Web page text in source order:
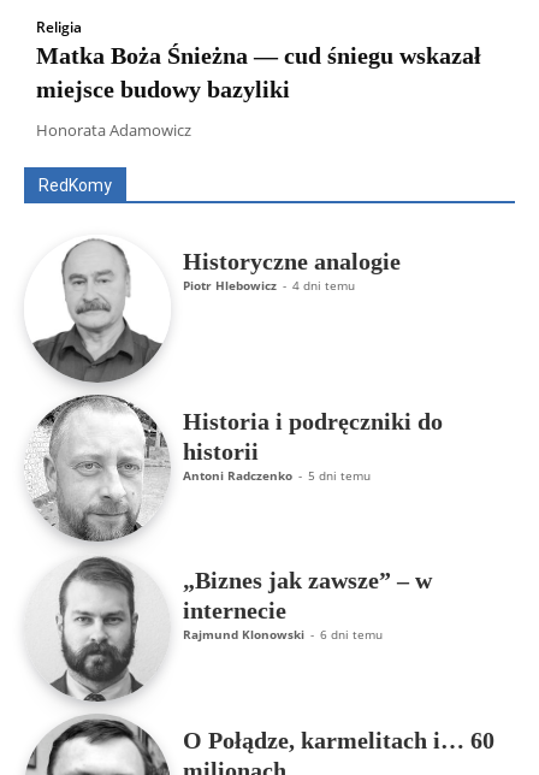
Religia
Matka Boża Śnieżna — cud śniegu wskazał
miejsce budowy bazyliki
Honorata Adamowicz
RedKomy
Wszyscy Aleksander Borowik
ks. Jarosław Wąsowicz SDB
Historyczne analogie
Piotr Hlebowicz - 4 dni temu
Historia i podręczniki do
historii
Antoni Radczenko - 5 dni temu
„Biznes jak zawsze” – w
internecie
Rajmund Klonowski - 6 dni temu
O Połądze, karmelitach i… 60
milionach